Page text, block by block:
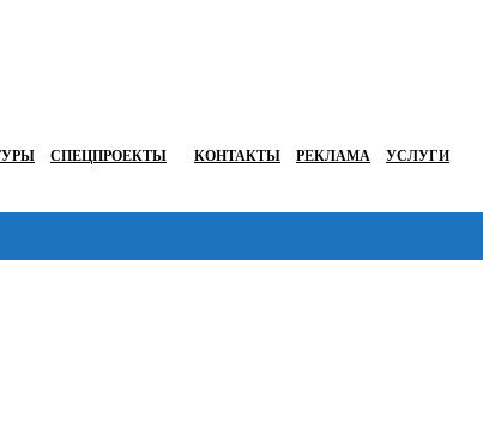
СПЕЦПРОЕКТЫ КОНТАКТЫ РЕКЛАМА УСЛУГИ